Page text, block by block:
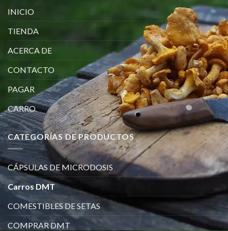
INICIO
TIENDA
ACERCA DE
CONTACTO
PAGAR
CARRO
CATEGORÍAS DE PRODUCTOS
CÁPSULAS DE MICRODOSIS
Carros DMT
COMESTIBLES DE SETAS
COMPRAR DMT